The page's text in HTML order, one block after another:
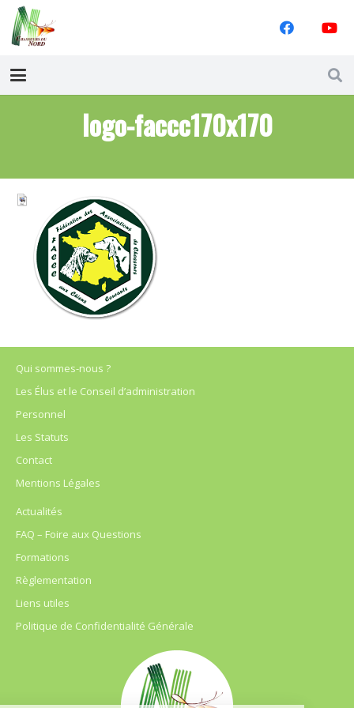
logo-faccc170x170
Qui sommes-nous ?
Les Élus et le Conseil d’administration
Personnel
Les Statuts
Contact
Mentions Légales
Actualités
FAQ – Foire aux Questions
Formations
Règlementation
Liens utiles
Politique de Confidentialité Générale